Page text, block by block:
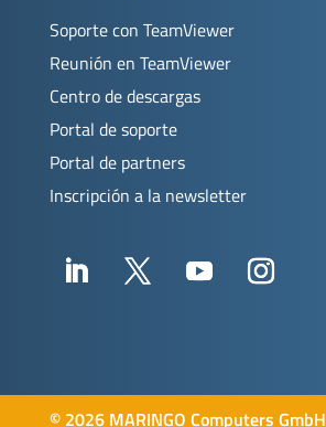
Soporte con TeamViewer
Reunión en TeamViewer
Centro de descargas
Portal de soporte
Portal de partners
Inscripción a la newsletter
© 2026 MARINGO Computers GmbH